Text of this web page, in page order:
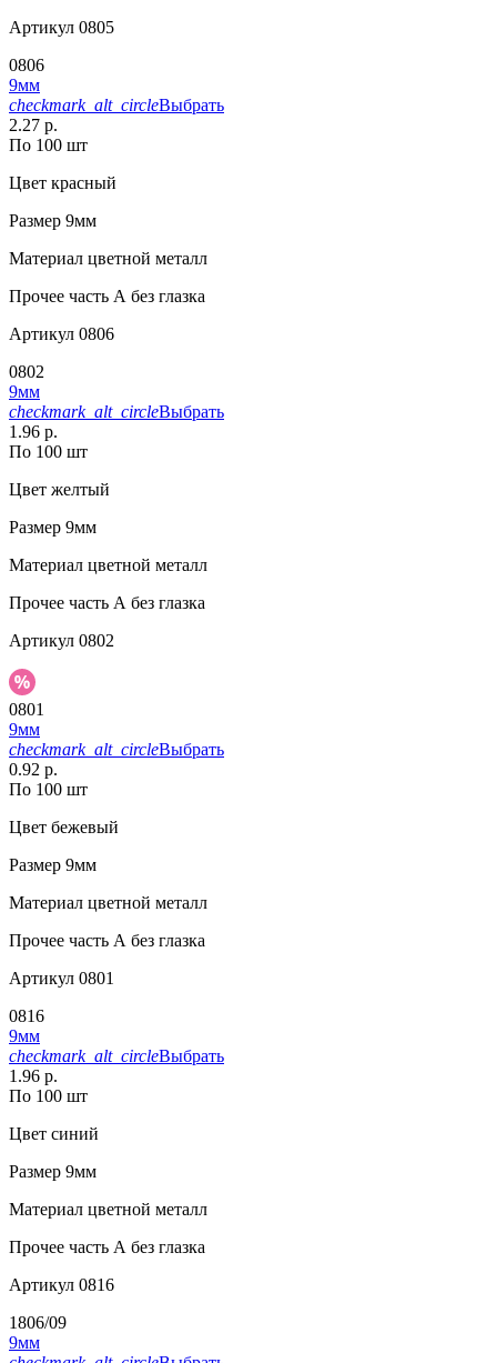
Артикул 0805
0806
9мм
checkmark_alt_circleВыбрать
2.27 р.
По 100 шт
Цвет красный
Размер 9мм
Материал цветной металл
Прочее часть А без глазка
Артикул 0806
0802
9мм
checkmark_alt_circleВыбрать
1.96 р.
По 100 шт
Цвет желтый
Размер 9мм
Материал цветной металл
Прочее часть А без глазка
Артикул 0802
0801
9мм
checkmark_alt_circleВыбрать
0.92 р.
По 100 шт
Цвет бежевый
Размер 9мм
Материал цветной металл
Прочее часть А без глазка
Артикул 0801
0816
9мм
checkmark_alt_circleВыбрать
1.96 р.
По 100 шт
Цвет синий
Размер 9мм
Материал цветной металл
Прочее часть А без глазка
Артикул 0816
1806/09
9мм